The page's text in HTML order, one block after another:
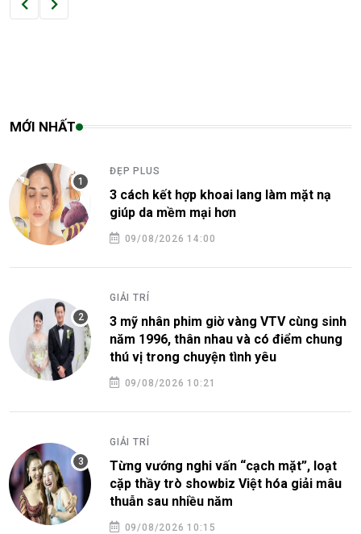
MỚI NHẤT
ĐẸP PLUS
3 cách kết hợp khoai lang làm mặt nạ
giúp da mềm mại hơn
09/08/2026 14:00
GIẢI TRÍ
3 mỹ nhân phim giờ vàng VTV cùng sinh
năm 1996, thân nhau và có điểm chung
thú vị trong chuyện tình yêu
09/08/2026 10:21
GIẢI TRÍ
Từng vướng nghi vấn “cạch mặt”, loạt
cặp thầy trò showbiz Việt hóa giải mâu
thuẫn sau nhiều năm
09/08/2026 10:15